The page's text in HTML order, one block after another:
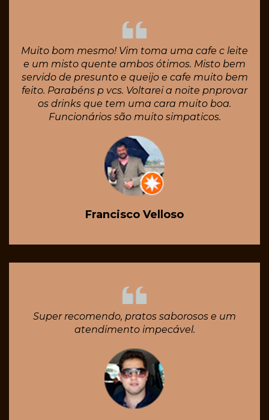
Muito bom mesmo! Vim toma uma cafe c leite
e um misto quente ambos ótimos. Misto bem
servido de presunto e queijo e cafe muito bem
feito. Parabéns p vcs. Voltarei a noite pnprovar
os drinks que tem uma cara muito boa.
Funcionários são muito simpaticos.
Francisco Velloso
Super recomendo, pratos saborosos e um
atendimento impecável.